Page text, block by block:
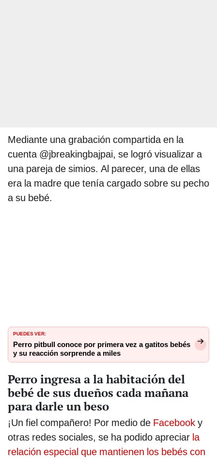
Mediante una grabación compartida en la
cuenta @jbreakingbajpai, se logró visualizar a
una pareja de simios. Al parecer, una de ellas
era la madre que tenía cargado sobre su pecho
a su bebé.
PUEDES VER:
Perro pitbull conoce por primera vez a gatitos bebés
y su reacción sorprende a miles
Perro ingresa a la habitación del
bebé de sus dueños cada mañana
para darle un beso
¡Un fiel compañero! Por medio de Facebook y
otras redes sociales, se ha podido apreciar la
relación especial que mantienen los bebés con